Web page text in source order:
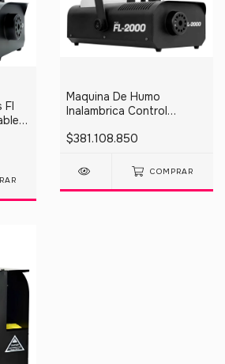
Fl
E
Maquina De Humo
Inalambrica Control
$381.108.850
COMPRAR